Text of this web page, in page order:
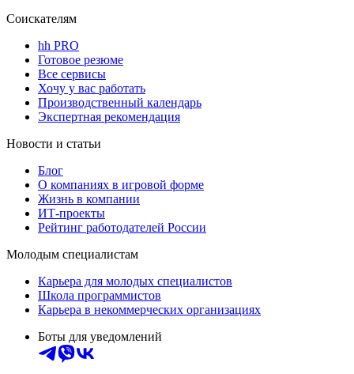
Соискателям
hh PRO
Готовое резюме
Все сервисы
Хочу у вас работать
Производственный календарь
Экспертная рекомендация
Новости и статьи
Блог
О компаниях в игровой форме
Жизнь в компании
ИТ-проекты
Рейтинг работодателей России
Молодым специалистам
Карьера для молодых специалистов
Школа программистов
Карьера в некоммерческих организациях
Боты для уведомлений